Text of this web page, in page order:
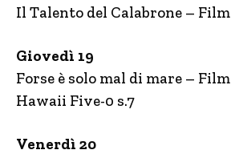
Il Talento del Calabrone – Film
Giovedì 19
Forse è solo mal di mare – Film
Hawaii Five-0 s.7
Venerdì 20